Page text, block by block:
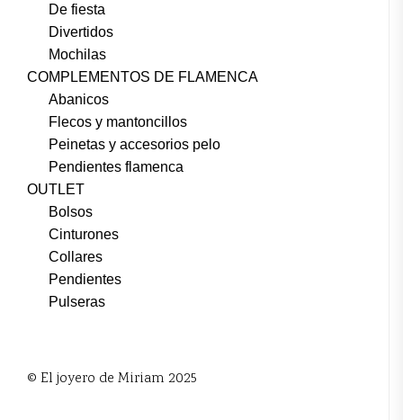
De fiesta
Divertidos
Mochilas
COMPLEMENTOS DE FLAMENCA
Abanicos
Flecos y mantoncillos
Peinetas y accesorios pelo
Pendientes flamenca
OUTLET
Bolsos
Cinturones
Collares
Pendientes
Pulseras
© El joyero de Miriam 2025